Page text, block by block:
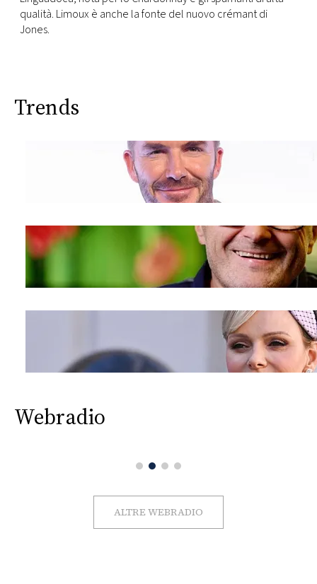
qualità. Limoux è anche la fonte del nuovo crémant di
Jones.
Trends
Webradio
ALTRE WEBRADIO